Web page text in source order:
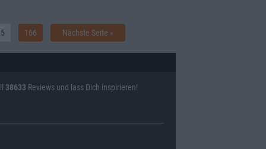
166 Nächste Seite »
38633 Reviews und lass Dich inspirieren!